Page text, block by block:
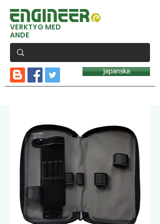
VERKTYG MED
ANDE
japanska